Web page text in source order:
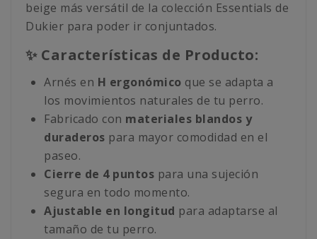
beige más versátil de la colección Essentials de
Dukier para poder ir conjuntados.
✨ Características de Producto:
Arnés en H ergonómico que se adapta a
los movimientos naturales de tu perro.
Fabricado con materiales blandos y
duraderos para mayor comodidad en el
paseo.
Cierre de 4 puntos para una sujeción
segura en todo momento.
Ajustable en longitud para adaptarse al
tamaño de tu perro.